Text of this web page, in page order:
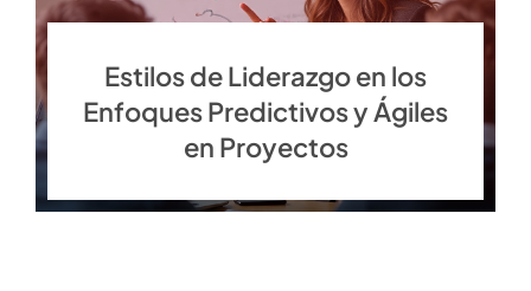
Estilos de Liderazgo en los
Enfoques Predictivos y Ágiles
en Proyectos